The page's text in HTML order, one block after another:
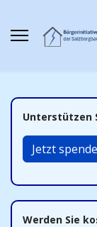
Unterstützen
Jetzt
Werden Sie